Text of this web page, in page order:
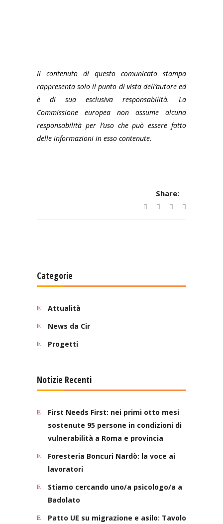
Il contenuto di questo comunicato stampa
rappresenta solo il punto di vista dell’autore ed
è di sua esclusiva responsabilità. La
Commissione europea non assume alcuna
responsabilità per l’uso che può essere fatto
delle informazioni in esso contenute.
Share:
Categorie
Attualità
News da Cir
Progetti
Notizie Recenti
First Needs First: nei primi otto mesi
sostenute 95 persone in condizioni di
vulnerabilità a Roma e provincia
Foresteria Boncuri Nardò: la voce ai
lavoratori
Stiamo cercando uno/a psicologo/a a
Badolato
Patto UE su migrazione e asilo: Tavolo